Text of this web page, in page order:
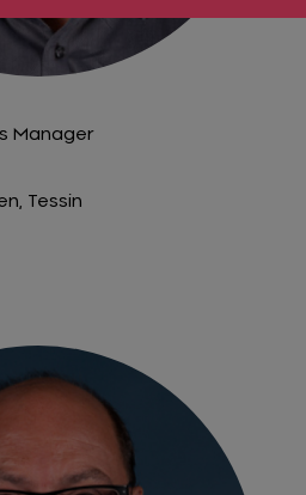
Manager
Tessin